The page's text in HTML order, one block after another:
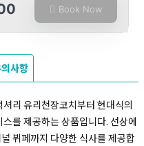
Book Now
사항
리 유리천장코치부터 현대식의
를 제공하는 상품입니다. 선상에
뷔페까지 다양한 식사를 제공합